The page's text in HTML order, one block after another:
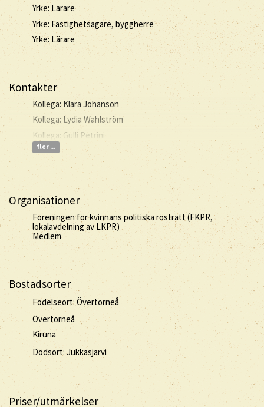
Yrke: Lärare
Yrke: Fastighetsägare, byggherre
Yrke: Lärare
Kontakter
Kollega: Klara Johanson
Kollega: Lydia Wahlström
Kollega: Gulli Petrini
fler ...
Organisationer
Föreningen för kvinnans politiska rösträtt (FKPR,
lokalavdelning av LKPR)
Medlem
Bostadsorter
Födelseort: Övertorneå
Övertorneå
Kiruna
Dödsort: Jukkasjärvi
Priser/utmärkelser